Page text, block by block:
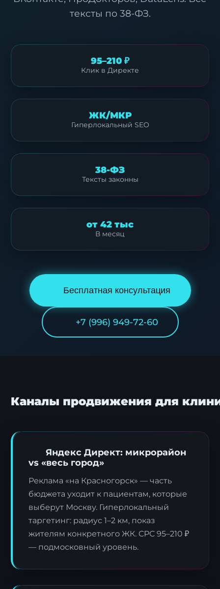
тексты по 38-ФЗ.
95–210 ₽
Клик в Директе
ЖК/МКР
Гиперлокальный SEO
38-ФЗ
Тексты законны
от 42 тыс
В месяц
Бесплатная консультация
+7 (996) 949-72-60
Каналы продвижения для
Яндекс Директ: микрорайон
vs «весь город»
Реклама «на Красногорск» — часть
бюджета уходит к пациентам, которые
выберут Москву. Гиперлокальный
таргетинг: радиус 1–2 км, показ
жителям конкретного ЖК. CPC 95–210 ₽
— подмосковный уровень.